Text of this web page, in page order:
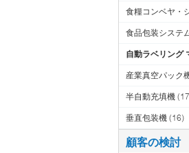
食糧コンベヤ・
食品包装システ
自動ラベリング
産業真空パック
半自動充填機
垂直包装機 (16)
顧客の検討